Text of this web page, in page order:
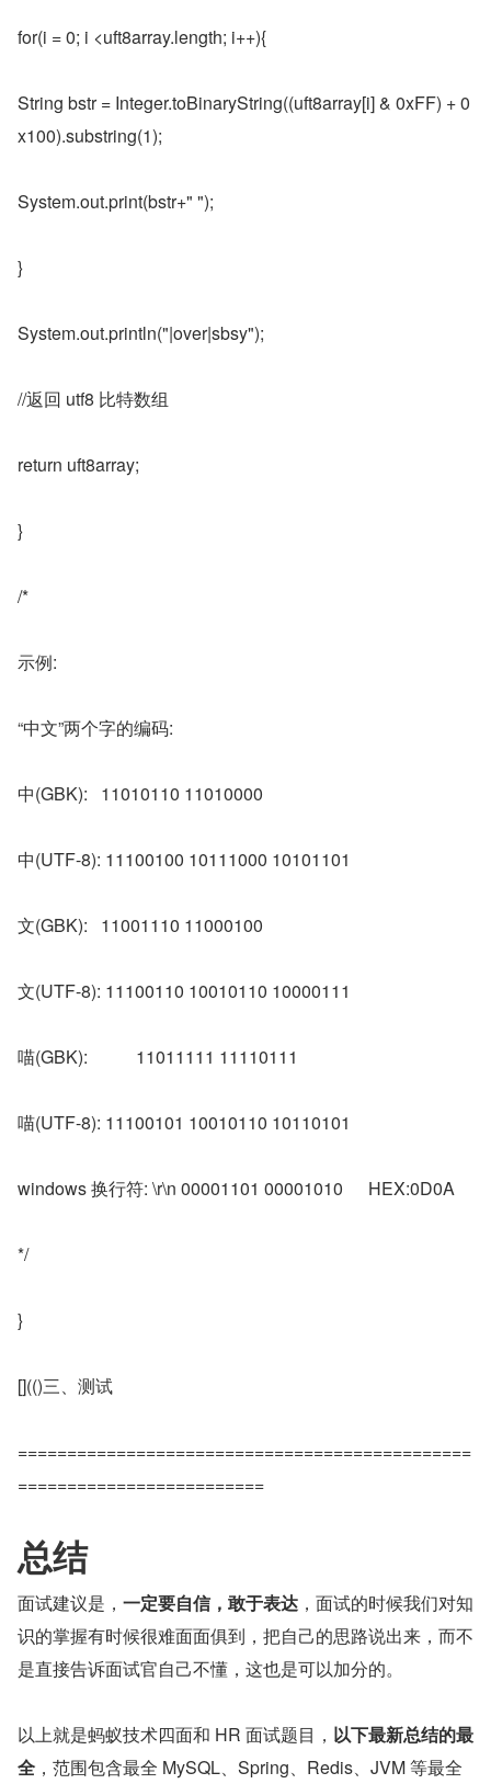
for(i = 0; i <uft8array.length; i++){
String bstr = Integer.toBinaryString((uft8array[i] & 0xFF) + 0
x100).substring(1);
System.out.print(bstr+" ");
}
System.out.println("|over|sbsy");
//返回 utf8 比特数组
return uft8array;
}
/*
示例:
“中文”两个字的编码:
中(GBK):   11010110 11010000
中(UTF-8): 11100100 10111000 10101101
文(GBK):   11001110 11000100
文(UTF-8): 11100110 10010110 10000111
喵(GBK):	   11011111 11110111
喵(UTF-8): 11100101 10010110 10110101
windows 换行符: \r\n 00001101 00001010	HEX:0D0A
*/
}
[](()三、测试
==============================================
=========================
总结
面试建议是， 一定要自信，敢于表达 ，面试的时候我们对知
识的掌握有时候很难面面俱到，把自己的思路说出来，而不
是直接告诉面试官自己不懂，这也是可以加分的。
以上就是蚂蚁技术四面和 HR 面试题目， 以下最新总结的最
全 ，范围包含最全 MySQL、Spring、Redis、JVM 等最全